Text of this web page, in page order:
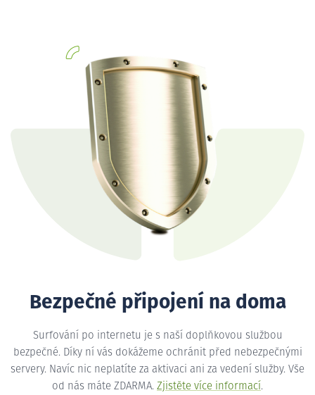
Bezpečné připojení na doma
Surfování po internetu je s naší doplňkovou službou
bezpečné. Díky ní vás dokážeme ochránit před nebezpečnými
servery. Navíc nic neplatíte za aktivaci ani za vedení služby. Vše
od nás máte ZDARMA. Zjistěte více informací.